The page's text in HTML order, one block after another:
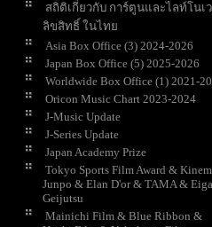
สถิติเกี่ยวกับ การ์ตูนและไลท์โนเ
ลิขสิทธิ์ ในไท
Asia Box Office (3) 2024-2026
Japan Box Office (5) 2025-2026
Worldwide Box Office (1) 2021-
Oricon Music Chart 2023-2024
J-Music Update
J-Series Update
Japan Academy Prize
Tokyo Sports Film Award &
Junpo & Elan D'or & TAMA & Eiga
Geijutsu
Mainichi Film & Blue Ribbon &